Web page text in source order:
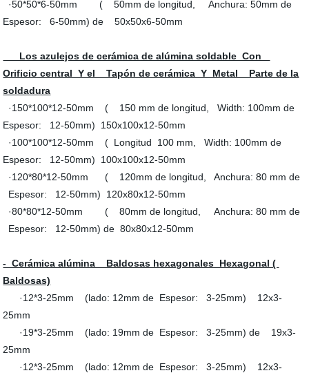
·50*50*6-50mm ( 50mm de longitud, Anchura: 50mm de
Espesor: 6-50mm) de 50x50x6-50mm
Los azulejos de cerámica de alúmina soldable Con
Orificio central Y el Tapón de cerámica Y Metal Parte de la
soldadura
·150*100*12-50mm ( 150 mm de longitud, Width: 100mm de
Espesor: 12-50mm) 150x100x12-50mm
·100*100*12-50mm ( Longitud 100 mm, Width: 100mm de
Espesor: 12-50mm) 100x100x12-50mm
·120*80*12-50mm ( 120mm de longitud, Anchura: 80 mm de
Espesor: 12-50mm) 120x80x12-50mm
·80*80*12-50mm ( 80mm de longitud, Anchura: 80 mm de
Espesor: 12-50mm) de 80x80x12-50mm
- Cerámica alúmina Baldosas hexagonales Hexagonal (
Baldosas)
·12*3-25mm (lado: 12mm de Espesor: 3-25mm) 12x3-
25mm
·19*3-25mm (lado: 19mm de Espesor: 3-25mm) de 19x3-
25mm
·12*3-25mm (lado: 12mm de Espesor: 3-25mm) 12x3-